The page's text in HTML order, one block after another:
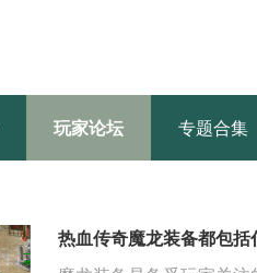
玩家论坛 专题合集
热血传奇魔龙装备都包括